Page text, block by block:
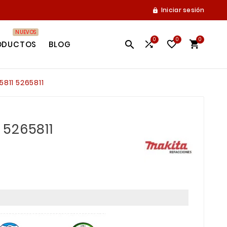
 Iniciar sesión
NUEVOS
BLOG  0 0 0
5265811